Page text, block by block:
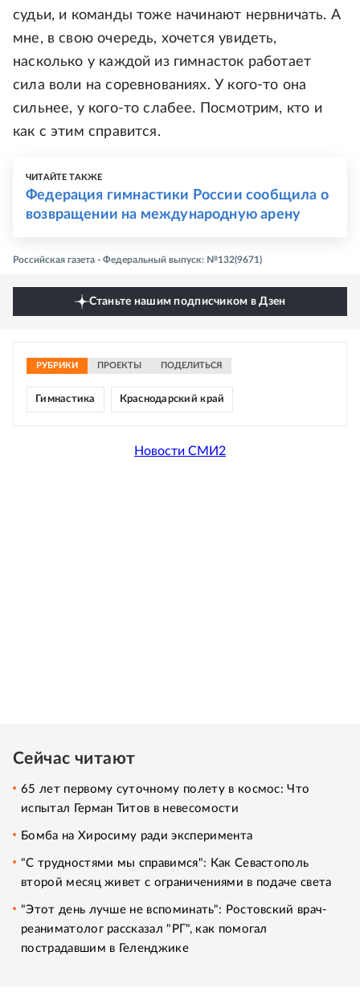
судьи, и команды тоже начинают нервничать. А
мне, в свою очередь, хочется увидеть,
насколько у каждой из гимнасток работает
сила воли на соревнованиях. У кого-то она
сильнее, у кого-то слабее. Посмотрим, кто и
как с этим справится.
ЧИТАЙТЕ ТАКЖЕ
Федерация гимнастики России сообщила о
возвращении на международную арену
Российская газета - Федеральный выпуск: №132(9671)
Станьте нашим подписчиком в Дзен
РУБРИКИ ПРОЕКТЫ ПОДЕЛИТЬСЯ
Гимнастика Краснодарский край
Новости СМИ2
Сейчас читают
65 лет первому суточному полету в космос: Что
испытал Герман Титов в невесомости
Бомба на Хиросиму ради эксперимента
"С трудностями мы справимся": Как Севастополь
второй месяц живет с ограничениями в подаче света
"Этот день лучше не вспоминать": Ростовский врач-
реаниматолог рассказал "РГ", как помогал
пострадавшим в Геленджике